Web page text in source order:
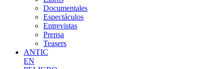
Documentales
Espectáculos
Entrevistas
Prensa
Teasers
ANTIC
EN